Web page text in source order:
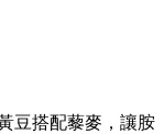
豆搭配藜麥，讓胺